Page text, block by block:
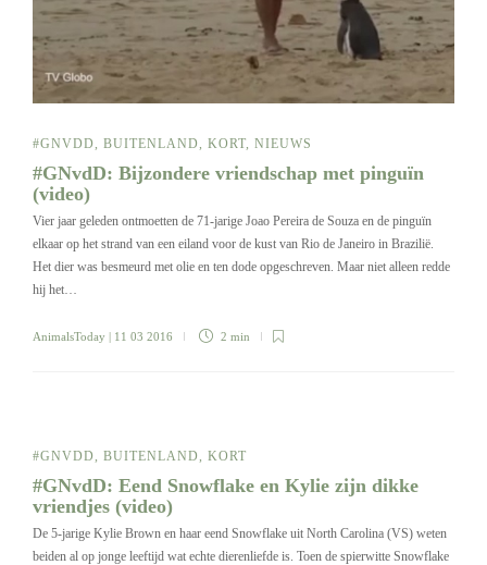
#GNVDD BUITENLAND KORT NIEUWS
#GNvdD: Bijzondere vriendschap met pinguïn
(video)
Vier jaar geleden ontmoetten de 71-jarige Joao Pereira de Souza en de pinguïn
elkaar op het strand van een eiland voor de kust van Rio de Janeiro in Brazilië.
Het dier was besmeurd met olie en ten dode opgeschreven. Maar niet alleen redde
hij het…
AnimalsToday | 11 03 2016 2 min
#GNVDD, BUITENLAND, KORT
#GNvdD: Eend Snowflake en Kylie zijn dikke
vriendjes (video)
De 5-jarige Kylie Brown en haar eend Snowflake uit North Carolina (VS) weten
beiden al op jonge leeftijd wat echte dierenliefde is. Toen de spierwitte Snowflake